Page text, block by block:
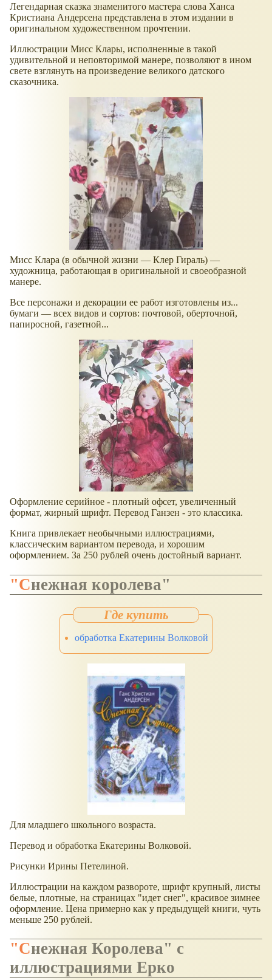
Легендарная сказка знаменитого мастера слова Ханса
Кристиана Андерсена представлена в этом издании в
оригинальном художественном прочтении.
Иллюстрации Мисс Клары, исполненные в такой
удивительной и неповторимой манере, позволяют в ином
свете взглянуть на произведение великого датского
сказочника.
Мисс Клара (в обычной жизни — Клер Гираль) —
художница, работающая в оригинальной и своеобразной
манере.
Все персонажи и декорации ее работ изготовлены из...
бумаги — всех видов и сортов: почтовой, оберточной,
папиросной, газетной...
Оформление серийное - плотный офсет, увеличенный
формат, жирный шрифт. Перевод Ганзен - это классика.
Книга привлекает необычными иллюстрациями,
классическим вариантом перевода, и хорошим
оформлением. За 250 рублей очень достойный вариант.
"Снежная королева"
обработка Екатерины Волковой
Для младшего школьного возраста.
Перевод и обработка Екатерины Волковой.
Рисунки Ирины Петелиной.
Иллюстрации на каждом развороте, шрифт крупный, листы
белые, плотные, на страницах "идет снег", красивое зимнее
оформление. Цена примерно как у предыдущей книги, чуть
меньше 250 рублей.
"Снежная Королева" с
иллюстрациями Ерко